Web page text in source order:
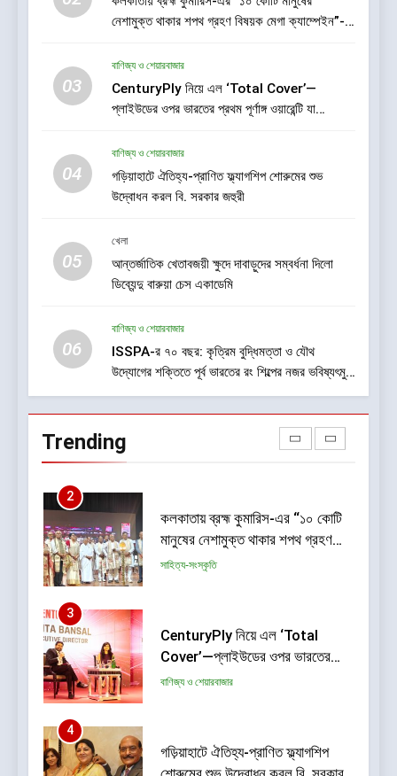
নেশামুক্ত থাকার শপথ গ্রহণ বিষয়ক মেগা ক্যাম্পেইন”-
03
বাণিজ্য ও শেয়ারবাজার
CenturyPly নিয়ে এল ‘Total Cover’—
প্লাইউডের ওপর ভারতের প্রথম পূর্ণাঙ্গ ওয়ারেন্টি যা
04
বাণিজ্য ও শেয়ারবাজার
গড়িয়াহাটে ঐতিহ্য-প্রাণিত ফ্ল্যাগশিপ শোরুমের শুভ
উদ্বোধন করল বি. সরকার জহুরী
05
খেলা
আন্তর্জাতিক খেতাবজয়ী ক্ষুদে দাবাড়ুদের সম্বর্ধনা দিলো
ডিব্যেন্দু বারুয়া চেস একাডেমি
06
বাণিজ্য ও শেয়ারবাজার
ISSPA-র ৭০ বছর: কৃত্রিম বুদ্ধিমত্তা ও যৌথ
উদ্যোগের শক্তিতে পূর্ব ভারতের রং শিল্পের নজর ভবিষ্যৎমুখী
প্রবৃদ্ধিতে
Trending
অভিযান শুরু করতে চলেছে শঙ্কর জ্যোতি
আই ইনস্টিটিউট
স্বাস্থ্য
জেনুইন নয় এমন আইএসআই চিহ্নযুক্ত
প্লাইউড বিক্রির অভিযোগে প্লাইউড
দক্ষিণ 24 পরগনা-700084-তে BIS-
এর তল্লাশি ও জব্দ অভিযান
1
রাভাশ ২০২৬ — ভক্তি, ঐতিহ্য ও
সাহিত্য-সংস্কৃতি
মানুষের নেশামুক্ত থাকার শপথ গ্রহণ
বিষয়ক মেগা ক্যাম্পেইন”-এর সূচনা
3
CenturyPly নিয়ে এল ‘Total
Cover’—প্লাইউডের ওপর ভারতের
প্রথম পূর্ণাঙ্গ ওয়ারেন্টি যা আসবাবপত্র
বাণিজ্য ও শেয়ারবাজার
4
গড়িয়াহাটে ঐতিহ্য-প্রাণিত ফ্ল্যাগশিপ
শোরুমের শুভ উদ্বোধন করল বি. সরকার
জহুরী
বাণিজ্য ও শেয়ারবাজার
5
আন্তর্জাতিক খেতাবজয়ী ক্ষুদে দাবাড়ুদের